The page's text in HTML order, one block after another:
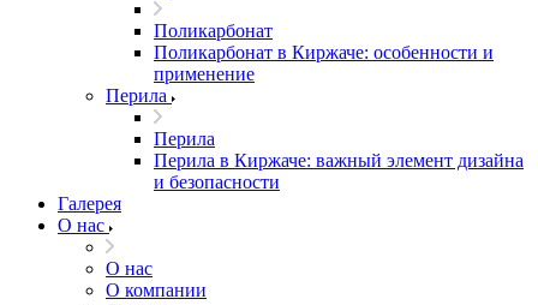
Поликарбонат
Поликарбонат в Киржаче: особенности и
применение
Перила
Перила
Перила в Киржаче: важный элемент дизайна
и безопасности
Галерея
О нас
О нас
О компании